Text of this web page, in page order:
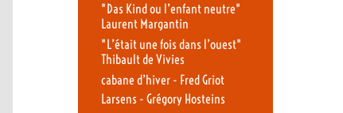
"Das Kind ou l’enfant neutre"
Laurent Margantin
"L’était une fois dans l’ouest"
Thibault de Vivies
cabane d’hiver - Fred Griot
Larsens - Grégory Hosteins